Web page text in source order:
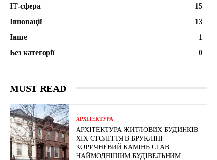
ІТ-сфера
15
Інновації
13
Інше
1
Без категорії
0
MUST READ
АРХІТЕКТУРА
АРХІТЕКТУРА ЖИТЛОВИХ БУДИНКІВ
ХІХ СТОЛІТТЯ В БРУКЛІНІ —
КОРИЧНЕВИЙ КАМІНЬ СТАВ
НАЙМОДНІШИМ БУДІВЕЛЬНИМ